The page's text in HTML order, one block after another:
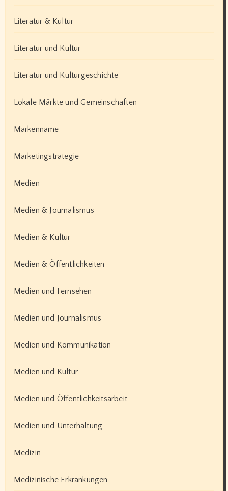
Literatur & Kultur
Literatur und Kultur
Literatur und Kulturgeschichte
Lokale Märkte und Gemeinschaften
Markenname
Marketingstrategie
Medien
Medien & Journalismus
Medien & Kultur
Medien & Öffentlichkeiten
Medien und Fernsehen
Medien und Journalismus
Medien und Kommunikation
Medien und Kultur
Medien und Öffentlichkeitsarbeit
Medien und Unterhaltung
Medizin
Medizinische Erkrankungen